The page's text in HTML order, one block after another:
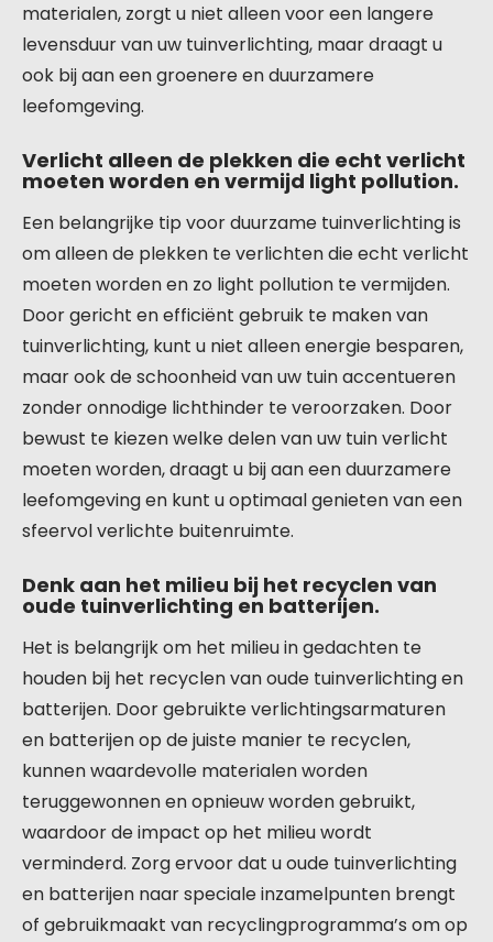
materialen, zorgt u niet alleen voor een langere
levensduur van uw tuinverlichting, maar draagt u
ook bij aan een groenere en duurzamere
leefomgeving.
Verlicht alleen de plekken die echt verlicht
moeten worden en vermijd light pollution.
Een belangrijke tip voor duurzame tuinverlichting is
om alleen de plekken te verlichten die echt verlicht
moeten worden en zo light pollution te vermijden.
Door gericht en efficiënt gebruik te maken van
tuinverlichting, kunt u niet alleen energie besparen,
maar ook de schoonheid van uw tuin accentueren
zonder onnodige lichthinder te veroorzaken. Door
bewust te kiezen welke delen van uw tuin verlicht
moeten worden, draagt u bij aan een duurzamere
leefomgeving en kunt u optimaal genieten van een
sfeervol verlichte buitenruimte.
Denk aan het milieu bij het recyclen van
oude tuinverlichting en batterijen.
Het is belangrijk om het milieu in gedachten te
houden bij het recyclen van oude tuinverlichting en
batterijen. Door gebruikte verlichtingsarmaturen
en batterijen op de juiste manier te recyclen,
kunnen waardevolle materialen worden
teruggewonnen en opnieuw worden gebruikt,
waardoor de impact op het milieu wordt
verminderd. Zorg ervoor dat u oude tuinverlichting
en batterijen naar speciale inzamelpunten brengt
of gebruikmaakt van recyclingprogramma’s om op